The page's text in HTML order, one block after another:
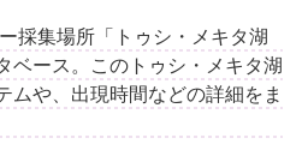
採集場所「トゥシ・メキタ湖
ベース。このトゥシ・メキタ湖
ムや、出現時間などの詳細をま